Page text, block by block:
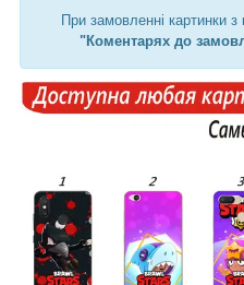
При замовленні картинки з
"Коментарях до